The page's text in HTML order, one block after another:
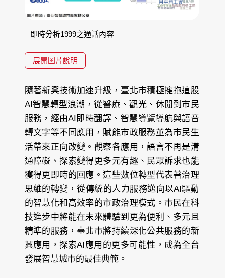
即時分析1999之通話內容
展開圖片說明
隨著新興技術加速升級，臺北市積極擁抱這股
AI智慧轉型浪潮，從醫療、觀光、休閒到市民
服務，經由AI即時翻譯、智慧導覽導航與語音
轉文字等不同應用，賦能市政服務並為市民生
活帶來正向改變。觀察各應用，語言不再是溝
通障礙、探索變得更多元有趣、民眾訴求也能
獲得更即時的回應。這些數位轉型代表著治理
思維的轉變，從傳統的人力服務邁向以AI驅動
的智慧化和高效率的市政治理模式。市民在科
技進步中將能在未來體驗到更為便利、多元且
精準的服務，臺北市將持續深化公共服務的新
興應用，探索AI應用的更多可能性，成為全台
發展智慧城市的最佳典範。